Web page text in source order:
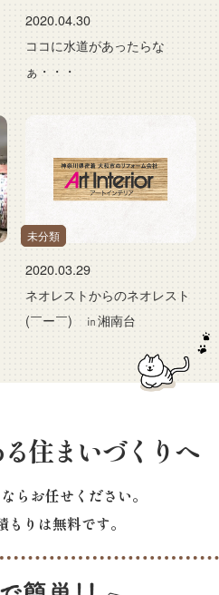
2020.04.30
ココに水道があったらな
ぁ・・・
未分類
2020.03.29
ネオレストからのネオレスト
(￣ー￣) ㏌湘南台
住まいづくりへ
らお任せください。
もりは無料です。